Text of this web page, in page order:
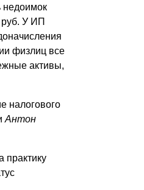
недоимок
У ИП
физлиц все
активы,
налогового
Антон
практику